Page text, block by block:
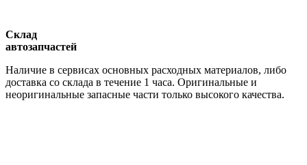
Склад
автозапчастей
Наличие в сервисах основных расходных материалов, либо
доставка со склада в течение 1 часа. Оригинальные и
неоригинальные запасные части только высокого качества.